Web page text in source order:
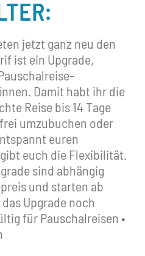
jetzt ganz neu den
ist ein Upgrade,
Damit habt ihr die
Reise bis 14 Tage
umzubuchen oder
euren
euch die Flexibilität.
sind abhängig
und starten ab
Upgrade noch
für Pauschalreisen •